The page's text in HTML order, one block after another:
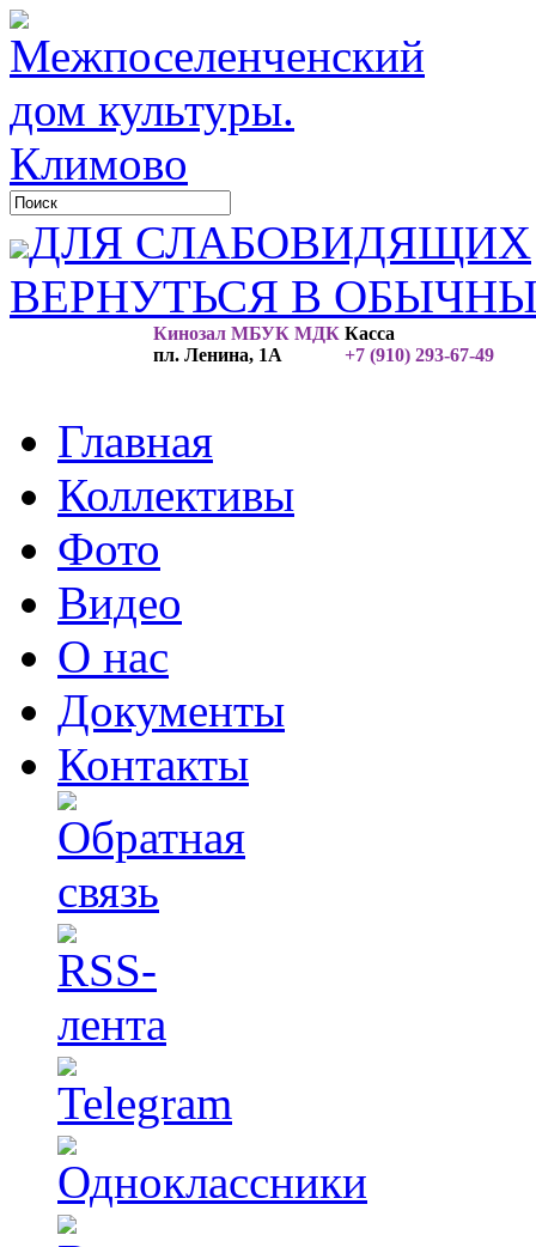
ДЛЯ СЛАБОВИДЯЩИХ
ВЕРНУТЬСЯ В
Кинозал МБУК МДК
пл. Ленина, 1А
Касса
+7 (910) 293-67-49
Главная
Коллективы
Фото
Видео
О нас
Документы
Контакты